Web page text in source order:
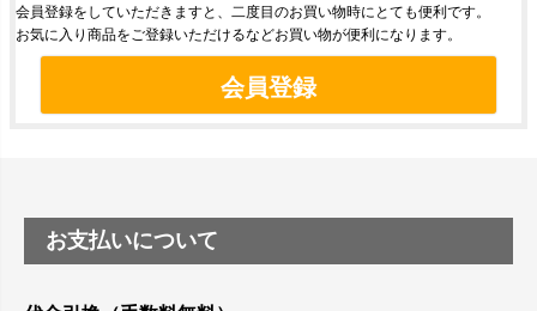
会員登録をしていただきますと、二度目のお買い物時にとても便利です。
お気に入り商品をご登録いただけるなどお買い物が便利になります。
会員登録
お支払いについて